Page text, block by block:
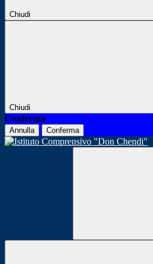
Chiudi
Chiudi
Conferma
Annulla Conferma